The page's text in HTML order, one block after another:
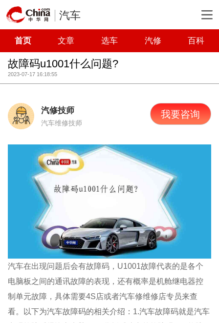
汽车
首页 文章 选车 汽修 百科
故障码u1001什么问题?
2023-07-17 16:18:55
汽修技师
汽车维修技师
我要咨询
汽车在出现问题后会有故障码，U1001故障代表的是各个
电脑板之间的通讯故障的表现，还有概率是机舱继电器控
制单元故障，具体需要4S店或者汽车修维修店专员来查
看。以下为汽车故障码的相关介绍：1.汽车故障码就是汽车